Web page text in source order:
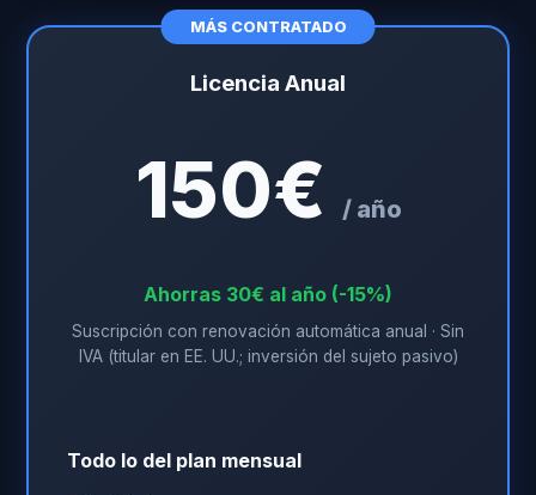
MÁS CONTRATADO
Licencia Anual
150€ / año
Ahorras 30€ al año (-15%)
Suscripción con renovación automática anual · Sin
IVA (titular en EE. UU.; inversión del sujeto pasivo)
Todo lo del plan mensual